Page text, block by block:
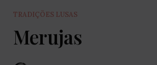
TRADIÇÕES LUSAS
Merujas